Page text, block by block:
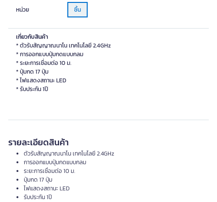
หน่วย ชิ้น
เกี่ยวกับสินค้า
* ตัวรับสัญญาณนาโน เทคโนโลยี 2.4GHz
* การออกแบบปุ่มกดแบบกลม
* ระยะการเชื่อมต่อ 10 ม.
* ปุ่มกด 17 ปุ่ม
* ไฟแสดงสถานะ LED
* รับประกัน 1ปี
รายละเอียดสินค้า
ตัวรับสัญญาณนาโน เทคโนโลยี 2.4GHz
การออกแบบปุ่มกดแบบกลม
ระยะการเชื่อมต่อ 10 ม.
ปุ่มกด 17 ปุ่ม
ไฟแสดงสถานะ LED
รับประกัน 1ปี